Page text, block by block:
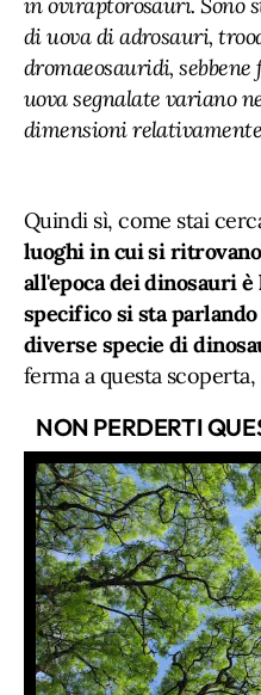
in oviraptorosauri. Sono
di uova di adrosauri,
dromaeosauridi,
uova segnalate variano
dimensioni
Quindi sì, come stai
luoghi in cui si
all'epoca dei dinosauri
specifico si sta
diverse specie di
ferma a questa scoperta,
NON PERDERTI